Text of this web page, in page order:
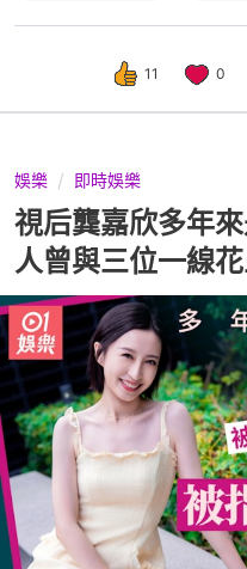
11 0
娛樂 即時娛樂
視后龔嘉欣多年
人曾與三位一線